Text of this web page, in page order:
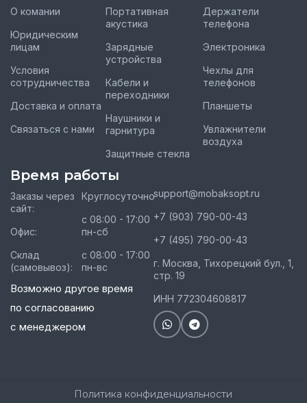
О комании
Юридическим
лицам
Условия
сотрудничества
Доставка и оплата
Связаться с нами
Портативная
акустика
Зарядные
устройства
Кабели и
переходники
Наушники и
гарнитура
Защитные стекла
Держатели
телефона
Электроника
Чехлы для
телефонов
Планшеты
Увлажнители
воздуха
Время работы
Заказы через
сайт:
Офис:
Склад
(самовывоз):
Круглосуточно
с 08:00 - 17:00
пн-сб
с 08:00 - 17:00
пн-вс
Возможно другое время
по согласованию
с менеджером
support@mobaksopt.ru
+7 (903) 790-00-43
+7 (495) 790-00-43
г. Москва, Тихорецкий бул., 1,
стр. 19
ИНН 772304608817
Политика конфиденциальности